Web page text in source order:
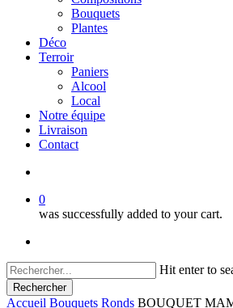
Bouquets
Plantes
Déco
Terroir
Paniers
Alcool
Local
Notre équipe
Livraison
Contact
0
was successfully added to your cart.
Hit enter to
Rechercher
Close
Accueil Bouquets Ronds BOUQUET